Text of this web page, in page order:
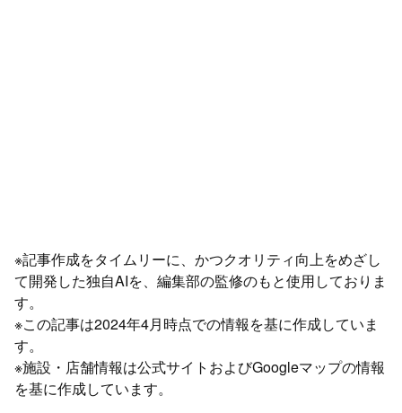
※記事作成をタイムリーに、かつクオリティ向上をめざし
て開発した独自AIを、編集部の監修のもと使用しておりま
す。
※この記事は2024年4月時点での情報を基に作成していま
す。
※施設・店舗情報は公式サイトおよびGoogleマップの情報
を基に作成しています。